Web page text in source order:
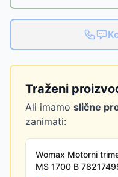
Traženi
Ali imamo slične
zanimati:
Womax Motorni
MS 1700 B